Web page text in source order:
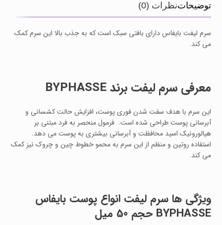
توضیحاتنظرات (0)
سرم لیفت بایفاس دارای بافتی سبک است که به جذب بالا این سرم کمک
می کند.
معرفی سرم لیفت برندBYPHASSE
این سرم با هدف سفت شدن فوری پوست، افزایش حالت کشسانی و
آبرسانی پوست طراحی شده است. فرمول منحصر به فرد مبتنی بر
هیالورونیک اسید محافظت و آبرسانی بیشتری به پوست می دهد.
استفاده روتین و منظم از این سرم به محمو خطوط چین و چروک نیز کمک
می کند.
ویژگی ها سرم لیفت انواع پوست بایفاس
BYPHASSE حجم 50 میل